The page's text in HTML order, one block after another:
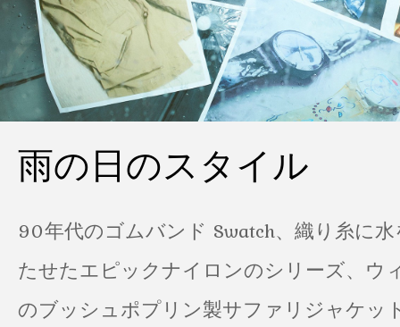
雨の日のスタイル
90年代のゴムバンド Swatch、織り糸に
たせたエピックナイロンのシリーズ、ウ
のブッシュポプリン製サファリジャケッ